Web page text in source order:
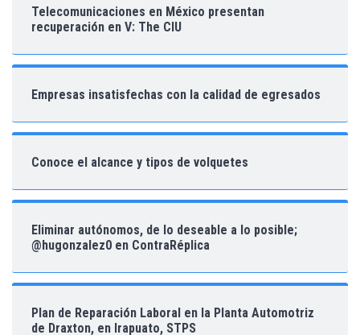
Telecomunicaciones en México presentan
recuperación en V: The CIU
Empresas insatisfechas con la calidad de egresados
Conoce el alcance y tipos de volquetes
Eliminar autónomos, de lo deseable a lo posible;
@hugonzalez0 en ContraRéplica
Plan de Reparación Laboral en la Planta Automotriz
de Draxton, en Irapuato, STPS